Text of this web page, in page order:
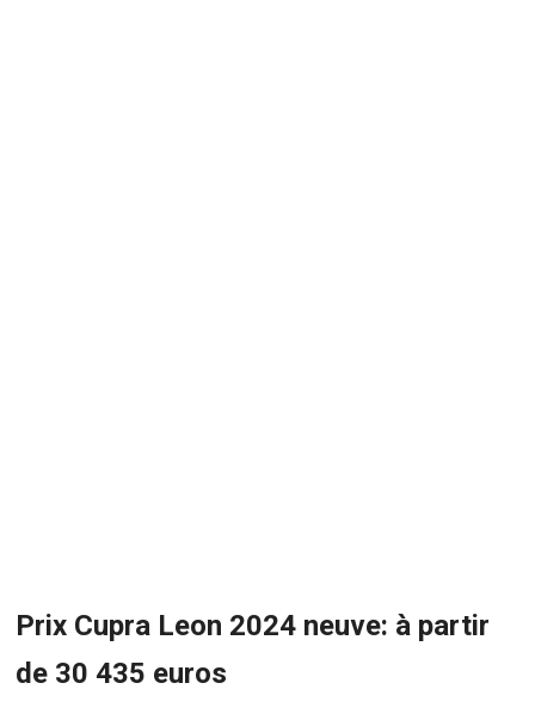
Prix Cupra Leon 2024 neuve: à partir
de 30 435 euros